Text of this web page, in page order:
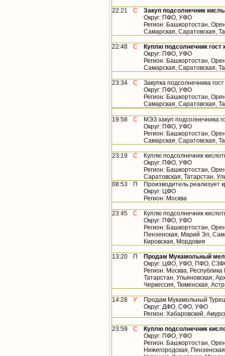
22:21 С
Закуп подсолнечник
Округ: ПФО, УФО
Регион: Башкортостан,
Самарская, Саратовская,
22:48 С
Куплю подсолнечник
Округ: ПФО, УФО
Регион: Башкортостан,
Самарская, Саратовская,
23:34 С
Закупка подсолнечника
Округ: ПФО, УФО
Регион: Башкортостан,
Самарская, Саратовская,
19:58 С
МЭЗ закуп подсолнечника
Округ: ПФО, УФО
Регион: Башкортостан,
Самарская, Саратовская,
23:19 С
Куплю подсолнечник
Округ: ПФО, УФО
Регион: Башкортостан,
Саратовская, Татарстан,
08:53
П
Производитель
Округ: ЦФО
Регион: Москва
23:45 С
Куплю подсолнечник
Округ: ПФО, УФО
Регион: Башкортостан,
Пензенская, Марий Эл,
Кировская, Мордовия
13:20 П
Продам Мукамольный
Округ: ЦФО, УФО, ПФО,
Регион: Москва,
Татарстан, Ульяновская,
Черкессия, Тюменская,
14:28 У
Продам Мукамольный
Округ: ДФО, СФО, УФО
Регион: Хабаровский,
23:59 С
Куплю подсолнечник
Округ: ПФО, УФО
Регион: Башкортостан,
Нижегородская,